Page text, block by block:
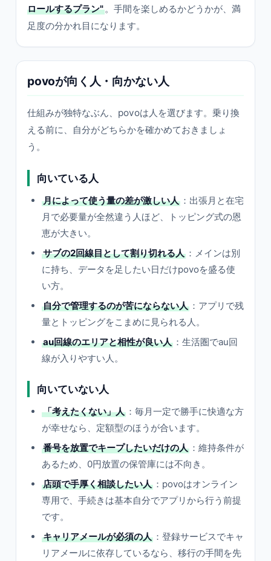
ロールするプラン"。手間を楽しめるかどうかが、満
足度の分かれ目になります。
povoが向く人・向かない人
仕組みが独特なぶん、povoは人を選びます。乗り換
える前に、自分がどちらかを確かめておきましょ
う。
向いている人
月によって使う量の差が激しい人 ：出張月と在宅
月で必要量が全然違う人ほど、トッピング式の恩
恵が大きい。
サブの2回線目として割り切れる人 ：メインは別
に持ち、データを足したい日だけpovoを盛る使
い方。
自分で管理するのが苦にならない人 ：アプリで残
量とトッピングをこまめに見られる人。
au回線のエリアと相性が良い人 ：生活圏でau回
線が入りやすい人。
向いていない人
「考えたくない」人 ：毎月一定で勝手に快適な方
が幸せなら、定額型のほうが合います。
番号を放置でキープしたいだけの人 ：維持条件が
あるため、0円放置の保管庫には不向き。
店頭で手厚く相談したい人 ：povoはオンライン
専用で、手続きは基本自分でアプリから行う前提
です。
キャリアメールが必須の人 ：登録サービスでキャ
リアメールに依存しているなら、移行の手間を先